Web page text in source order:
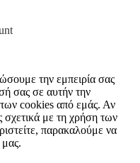
την εμπειρία σας
σας σε αυτήν την
cookies από εμάς. Αν
σχετικά με τη χρήση των
παρακαλούμε να
μας.